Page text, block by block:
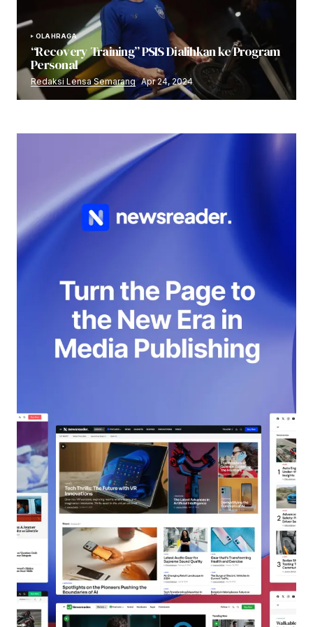
OLAHRAGA
“Recovery Training” PSIS Dialihkan ke Program
Personal
Redaksi Lensa Semarang Apr 24, 2024